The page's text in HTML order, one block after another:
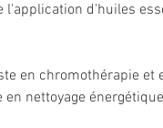
l'application d'huiles
en chromothérapie et
en nettoyage énergétique